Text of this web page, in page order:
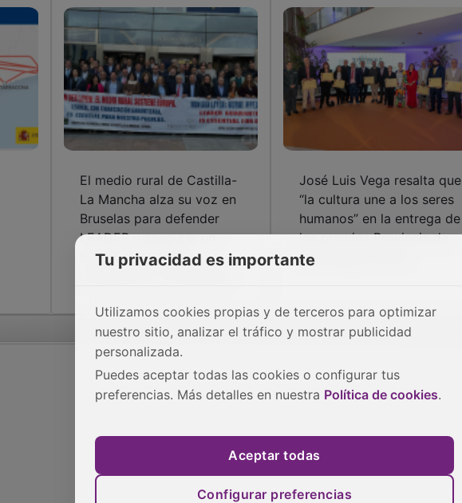
El medio rural de Castilla-
La Mancha alza su voz en
Bruselas para defender
LEADER y asegurar un
futuro rural viable,
José Luis Vega resalta que
“la cultura une a los seres
humanos” en la entrega de
los premios Provincia de
Guadalajara 2025
Tu privacidad es importante
Utilizamos cookies propias y de terceros para optimizar
nuestro sitio, analizar el tráfico y mostrar publicidad
personalizada.
Puedes aceptar todas las cookies o configurar tus
preferencias. Más detalles en nuestra Política de cookies.
Aceptar todas
Configurar preferencias